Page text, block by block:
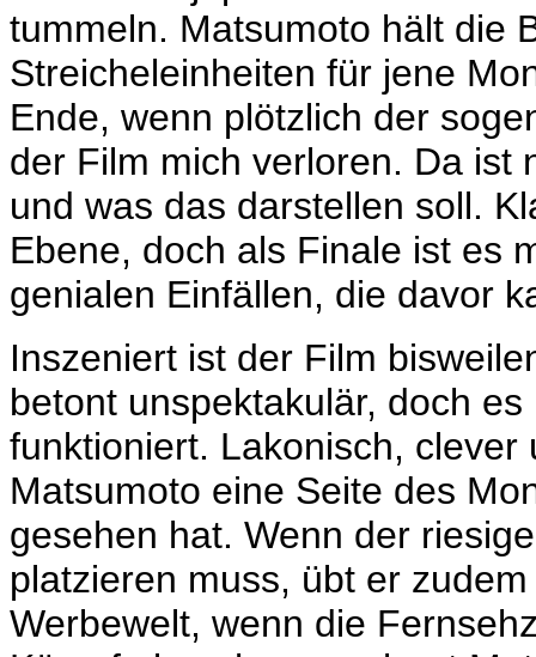
tummeln. Matsumoto hält die
Streicheleinheiten für jene
Ende, wenn plötzlich der
der Film mich verloren. Da ist
und was das darstellen soll.
Ebene, doch als Finale ist es
genialen Einfällen, die davor
Inszeniert ist der Film
betont unspektakulär, doch
funktioniert. Lakonisch,
Matsumoto eine Seite des
gesehen hat. Wenn der
platzieren muss, übt er
Werbewelt, wenn die